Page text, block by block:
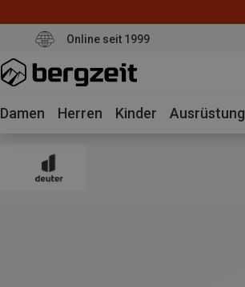
Online seit 1999
Damen Herren Kinder Ausrüstung